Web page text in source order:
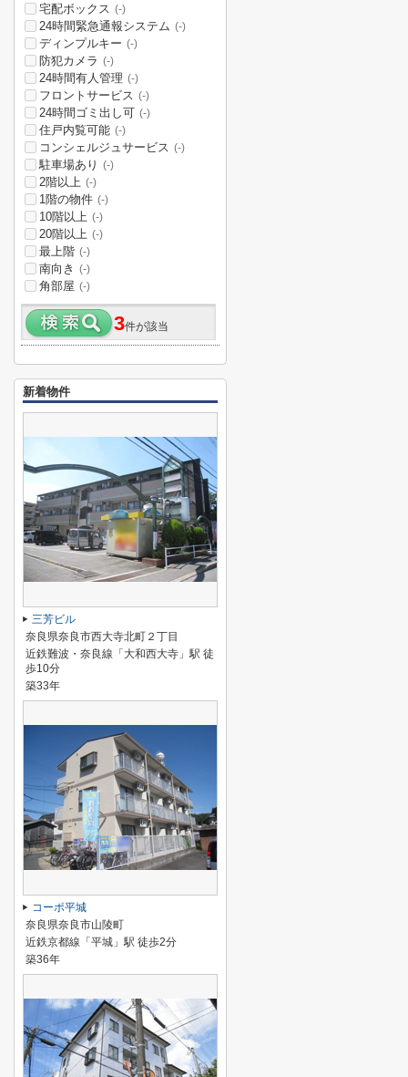
宅配ボックス (-)
24時間緊急通報システム (-)
ディンプルキー (-)
防犯カメラ (-)
24時間有人管理 (-)
フロントサービス (-)
24時間ゴミ出し可 (-)
住戸内覧可能 (-)
コンシェルジュサービス (-)
駐車場あり (-)
2階以上 (-)
1階の物件 (-)
10階以上 (-)
20階以上 (-)
最上階 (-)
南向き (-)
角部屋 (-)
3件が該当
新着物件
三芳ビル
奈良県奈良市西大寺北町２丁目
近鉄難波・奈良線「大和西大寺」駅 徒
歩10分
築33年
コーポ平城
奈良県奈良市山陵町
近鉄京都線「平城」駅 徒歩2分
築36年